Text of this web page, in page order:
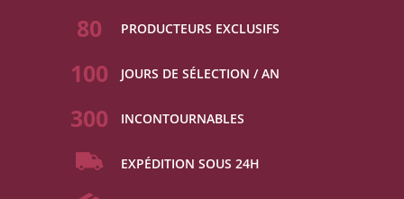
80 PRODUCTEURS EXCLUSIFS
100 JOURS DE SÉLECTION / AN
300 INCONTOURNABLES
EXPÉDITION SOUS 24H